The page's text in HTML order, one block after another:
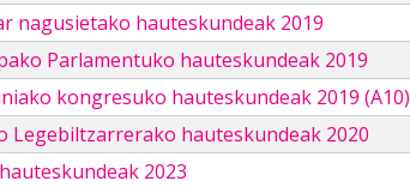
nagusietako hauteskundeak 2019
Parlamentuko hauteskundeak 2019
kongresuko hauteskundeak 2019 (A10)
Legebiltzarrerako hauteskundeak 2020
2023